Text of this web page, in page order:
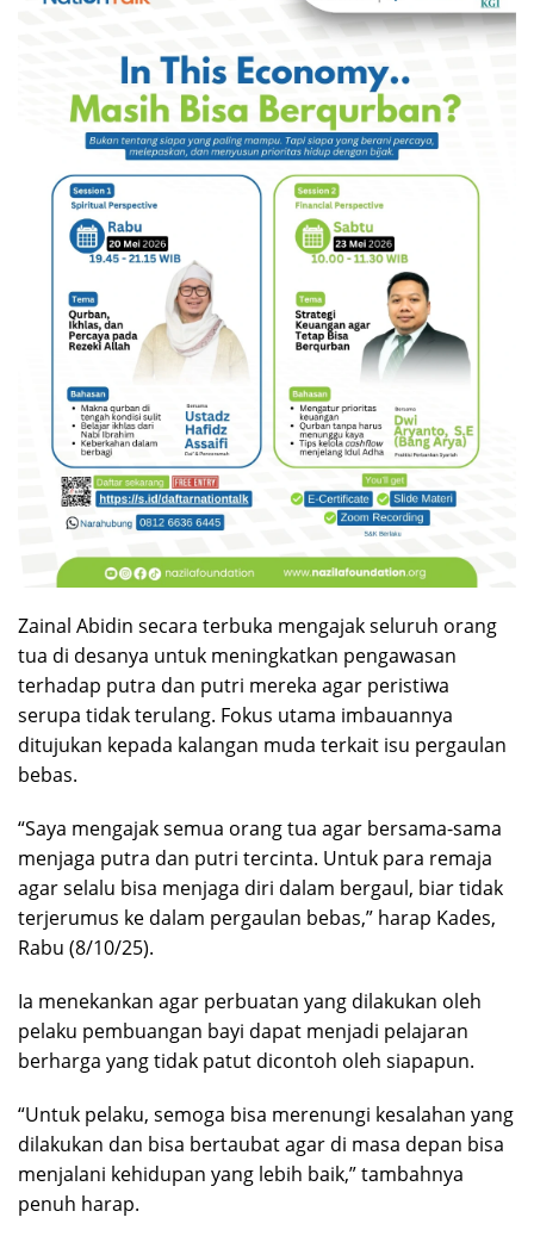
Zainal Abidin secara terbuka mengajak seluruh orang
tua di desanya untuk meningkatkan pengawasan
terhadap putra dan putri mereka agar peristiwa
serupa tidak terulang. Fokus utama imbauannya
ditujukan kepada kalangan muda terkait isu pergaulan
bebas.
“Saya mengajak semua orang tua agar bersama-sama
menjaga putra dan putri tercinta. Untuk para remaja
agar selalu bisa menjaga diri dalam bergaul, biar tidak
terjerumus ke dalam pergaulan bebas,” harap Kades,
Rabu (8/10/25).
Ia menekankan agar perbuatan yang dilakukan oleh
pelaku pembuangan bayi dapat menjadi pelajaran
berharga yang tidak patut dicontoh oleh siapapun.
“Untuk pelaku, semoga bisa merenungi kesalahan yang
dilakukan dan bisa bertaubat agar di masa depan bisa
menjalani kehidupan yang lebih baik,” tambahnya
penuh harap.